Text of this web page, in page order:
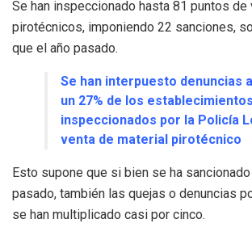
Se han inspeccionado hasta 81 puntos de
pirotécnicos, imponiendo 22 sanciones,
que el año pasado.
Se han interpuesto denuncias
un 27% de los establecimientos
inspeccionados por la Policía
venta de material pirotécnico
Esto supone que si bien se ha
pasado, también las quejas o denuncias
se han multiplicado casi por cinco.